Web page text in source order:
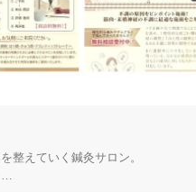
オンラインサポートあり
整えていく鍼灸サロン。